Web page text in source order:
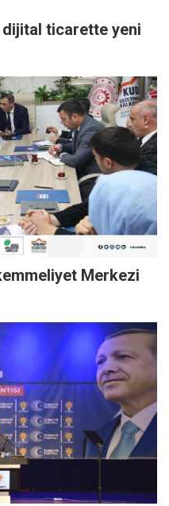
ticarette yeni
Merkezi